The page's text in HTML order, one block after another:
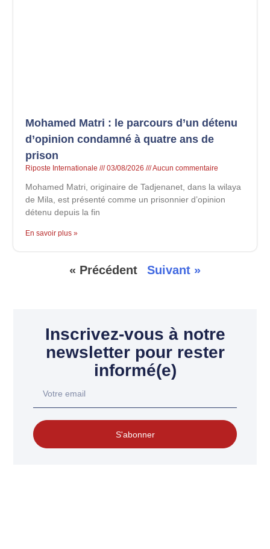
Mohamed Matri : le parcours d’un détenu
d’opinion condamné à quatre ans de
prison
Riposte Internationale 03/08/2026 Aucun commentaire
Mohamed Matri, originaire de Tadjenanet, dans la wilaya
de Mila, est présenté comme un prisonnier d’opinion
détenu depuis la fin
En savoir plus »
« Précédent Suivant »
Inscrivez-vous à notre
newsletter pour rester
informé(e)
S'abonner